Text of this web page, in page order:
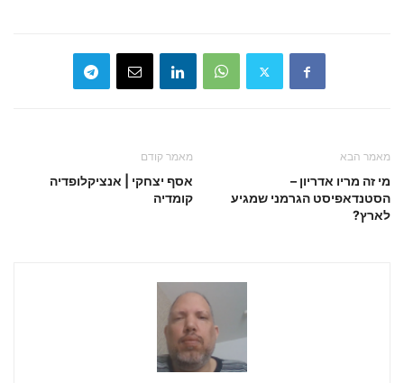
מאמר קודם
אסף יצחקי | אנציקלופדיה
קומדיה
מאמר הבא
מי זה מריו אדריון –
הסטנדאפיסט הגרמני שמגיע
לארץ?